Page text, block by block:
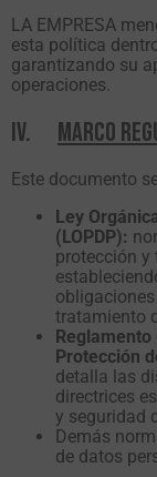
LA EMPRESA
esta política
garantizando su
operaciones.
IV. MARCO
Este documento
Ley
(LOPDP):
protección y
tratamiento
Protección
detalla las
directrices
y seguridad
Demás
de datos